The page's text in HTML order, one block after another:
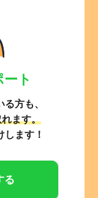
ト
方も、
ます。
ます！
る